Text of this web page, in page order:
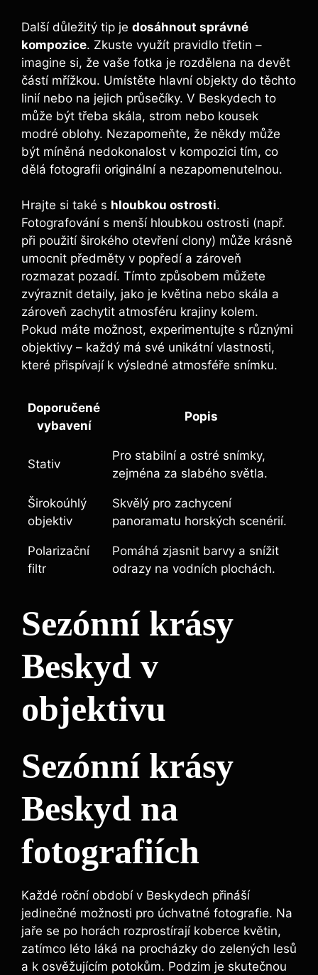
Další důležitý⁣ tip je dosáhnout správné
kompozice. Zkuste ‍využít ⁤pravidlo třetin –
imagine si, že vaše‍ fotka je rozdělena​ na devět⁢
částí mřížkou.⁣ Umístěte hlavní objekty do těchto
linií nebo na jejich průsečíky. V Beskydech⁢ to
může být třeba skála, strom‍ nebo kousek
⁣modré oblohy. Nezapomeňte,⁤ že někdy⁢ může⁢
být‍ míněná nedokonalost v kompozici tím, co⁤
dělá fotografii originální a nezapomenutelnou.
Hrajte‍ si také s hloubkou ostrosti.
Fotografování ⁤s menší hloubkou ostrosti ‌(např.
při​ použití širokého otevření ⁢clony)​ může krásně
umocnit předměty v popředí a zároveň
rozmazat pozadí. Tímto způsobem můžete
zvýraznit detaily, ‍jako je květina nebo ⁣skála ‍a⁤
zároveň zachytit atmosféru krajiny kolem.‍
Pokud máte možnost, experimentujte s ​různými
objektivy –‍ každý ‌má své unikátní vlastnosti,
‍které přispívají k výsledné atmosféře snímku.
Doporučené‍
vybavení
Popis
Stativ
Pro stabilní a ostré snímky,
zejména za slabého světla.
Širokoúhlý
objektiv
Skvělý pro zachycení
⁣panoramatu⁣ horských scenérií.
Polarizační
filtr
Pomáhá zjasnit barvy a snížit
odrazy na vodních plochách.
Sezónní krásy
Beskyd v
objektivu
Sezónní⁢ krásy
Beskyd na
fotografiích
Každé roční období v⁣ Beskydech přináší
jedinečné možnosti ⁣pro úchvatné fotografie. ‍Na
jaře se po horách rozprostírají ⁣koberce květin,
zatímco léto láká na procházky do zelených⁤ lesů
a⁣ k⁤ osvěžujícím potokům.‍ Podzim je skutečnou